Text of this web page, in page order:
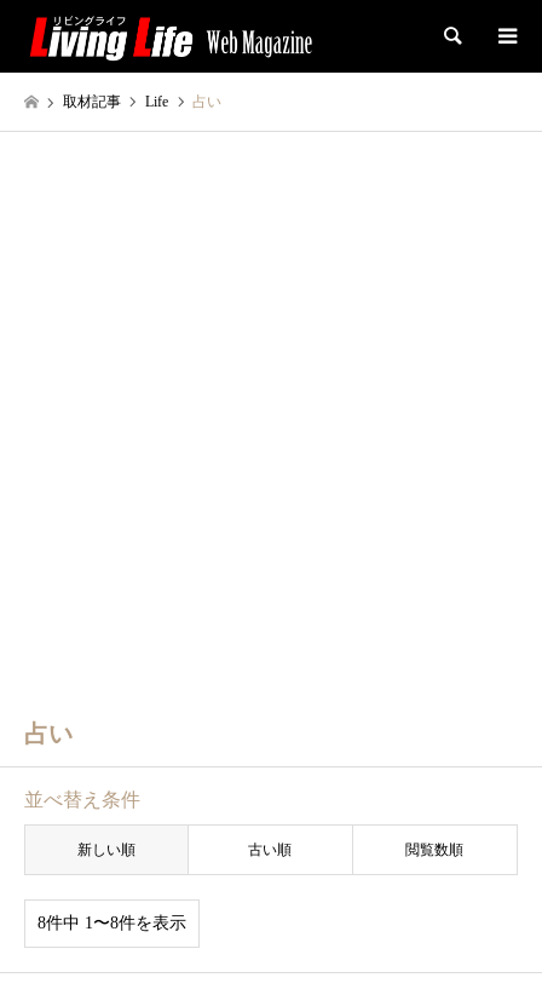
検索
取材記事 Life 占い
占い
並べ替え条件
新しい順 古い順 閲覧数順
8件中 1〜8件を表示